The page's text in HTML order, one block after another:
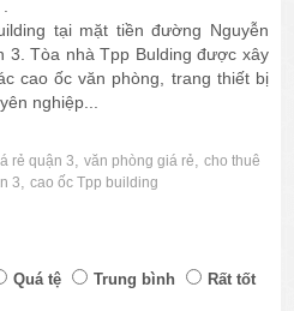
.
tại mặt tiền đường Nguyễn
3. Tòa nhà Tpp Bulding được xây
cao ốc văn phòng, trang thiết bị
nghiệp...
rẻ quận 3,văn phòng giá rẻ,cho thuê
3,cao ốc Tpp building
Quá tệ Trung bình
Rất tốt